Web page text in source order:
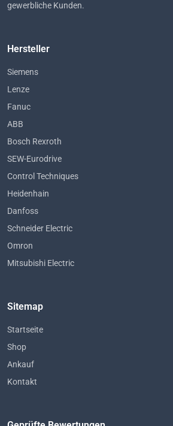
gewerbliche Kunden.
Hersteller
Siemens
Lenze
Fanuc
ABB
Bosch Rexroth
SEW-Eurodrive
Control Techniques
Heidenhain
Danfoss
Schneider Electric
Omron
Mitsubishi Electric
Sitemap
Startseite
Shop
Ankauf
Kontakt